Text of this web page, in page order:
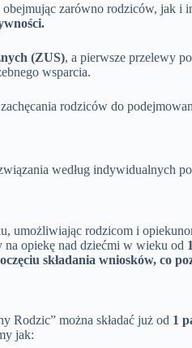
zarówno rodziców, jak
(ZUS), a pierwsze przelewy
wsparcia.
rodziców do
według indywidualnych
umożliwiając rodzicom i
opiekę nad dziećmi w wieku od
składania wniosków, co
Rodzic” można składać już od 1
jak: